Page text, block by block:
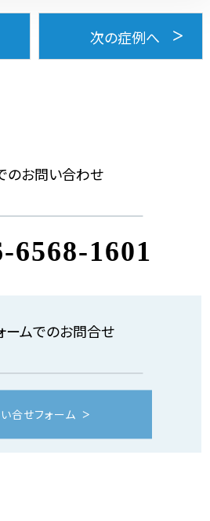
次の症例へ
のお問い合わせ
6568-1601
ームでのお問合せ
合せフォーム